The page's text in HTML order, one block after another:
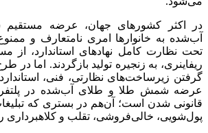
در اکثر کشورهای جهان، عرضه
آب‌شده به خانوارها امری نامتعارف و
تحت نظارت کامل نهادهای استاندارد، از
ریفاینری، به زنجیره تولید بازگردند. اما در
گرفتن زیرساخت‌های نظارتی، فنی،
عرضه شمش طلا و طلای آب‌شده در
قانونی شدن است؛ آن‌هم در بستری که
پول‌شویی، خالی‌فروشی، تقلب و کلاهبرداری